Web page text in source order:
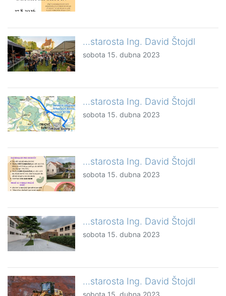
...starosta Ing. David Štojdl
sobota 15. dubna 2023
...starosta Ing. David Štojdl
sobota 15. dubna 2023
...starosta Ing. David Štojdl
sobota 15. dubna 2023
...starosta Ing. David Štojdl
sobota 15. dubna 2023
...starosta Ing. David Štojdl